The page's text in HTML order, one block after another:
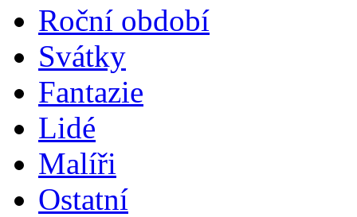
Roční období
Svátky
Fantazie
Lidé
Malíři
Ostatní